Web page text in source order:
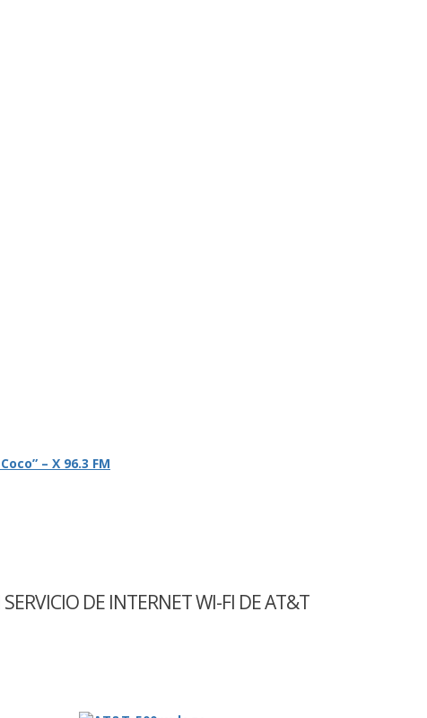
– X 96.3 FM
DE INTERNET WI-FI DE AT&T